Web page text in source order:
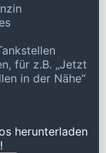
für z.B. „Jetzt
in der Nähe“
herunterladen